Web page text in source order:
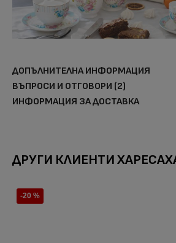
ДОПЪЛНИТЕЛНА ИНФОРМАЦИЯ
ВЪПРОСИ И ОТГОВОРИ (2)
ИНФОРМАЦИЯ ЗА ДОСТАВКА
ДРУГИ КЛИЕНТИ
-20 %